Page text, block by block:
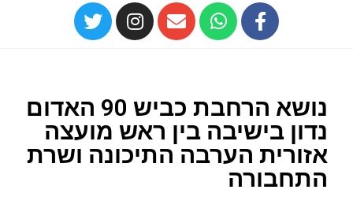
נושא הרחבת כביש 90 האדום
נדון בישיבה בין ראש מועצה
אזורית הערבה התיכונה ושרת
התחבורה